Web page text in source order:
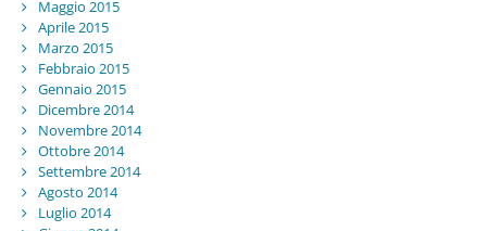
Maggio 2015
Aprile 2015
Marzo 2015
Febbraio 2015
Gennaio 2015
Dicembre 2014
Novembre 2014
Ottobre 2014
Settembre 2014
Agosto 2014
Luglio 2014